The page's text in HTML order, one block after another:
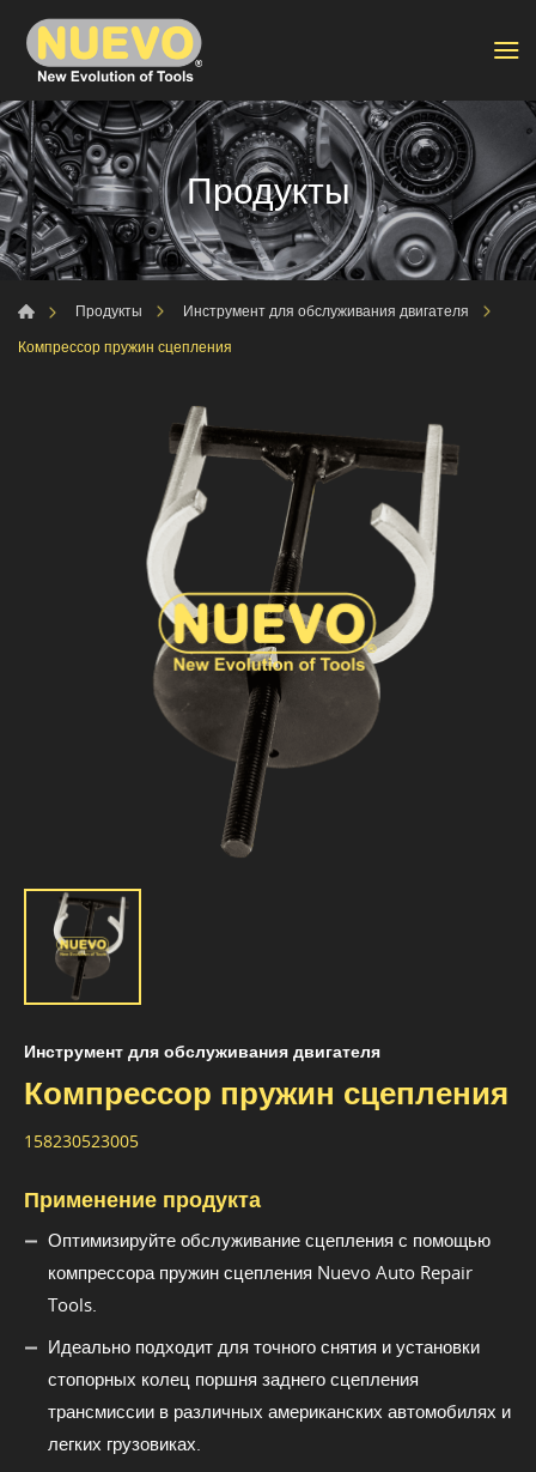
Продукты
Продукты
Инструмент для обслуживания двигателя
Компрессор пружин сцепления
Инструмент для обслуживания двигателя
Компрессор пружин сцепления
158230523005
Применение продукта
Оптимизируйте обслуживание сцепления с помощью
компрессора пружин сцепления Nuevo Auto Repair
Tools.
Идеально подходит для точного снятия и установки
стопорных колец поршня заднего сцепления
трансмиссии в различных американских автомобилях и
легких грузовиках.